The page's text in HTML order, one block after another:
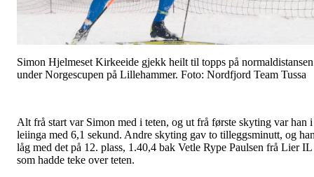
Simon Hjelmeset Kirkeeide gjekk heilt til topps på normaldistansen
under Norgescupen på Lillehammer. Foto: Nordfjord Team Tussa
Alt frå start var Simon med i teten, og ut frå første skyting var han i
leiinga med 6,1 sekund. Andre skyting gav to tilleggsminutt, og
låg med det på 12. plass, 1.40,4 bak Vetle Rype Paulsen frå Lier IL
som hadde teke over teten.